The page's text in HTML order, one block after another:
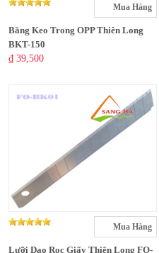
Mua Hàng
Băng Keo Trong OPP Thiên Long
BKT-150
₫ 39,500
Mua Hàng
Lưỡi Dao Rọc Giấy Thiên Long FO-